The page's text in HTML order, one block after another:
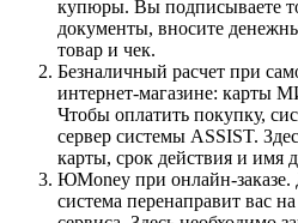
купюры. Вы подписываете
документы, вносите
товар и чек.
Безналичный расчет при
интернет-магазине: карты
Чтобы оплатить покупку,
сервер системы ASSIST.
карты, срок действия и имя
ЮMoney при онлайн-
система перенаправит вас